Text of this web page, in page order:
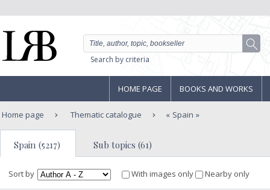
Search by criteria
HOME PAGE BOOKS AND WORKS
Home page Thematic catalogue Spain
Spain (5217) Sub topics (61)
Sort by With images only Nearby only